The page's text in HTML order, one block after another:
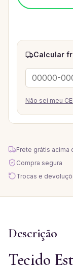
Calcular
Não sei meu
Frete grátis acima
Compra segura
Trocas e
Descrição
Tecido